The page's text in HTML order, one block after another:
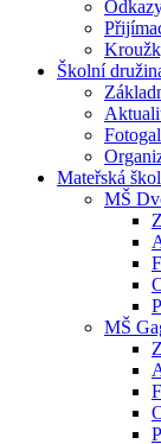
Školní
Mateřská
MŠ
MŠ